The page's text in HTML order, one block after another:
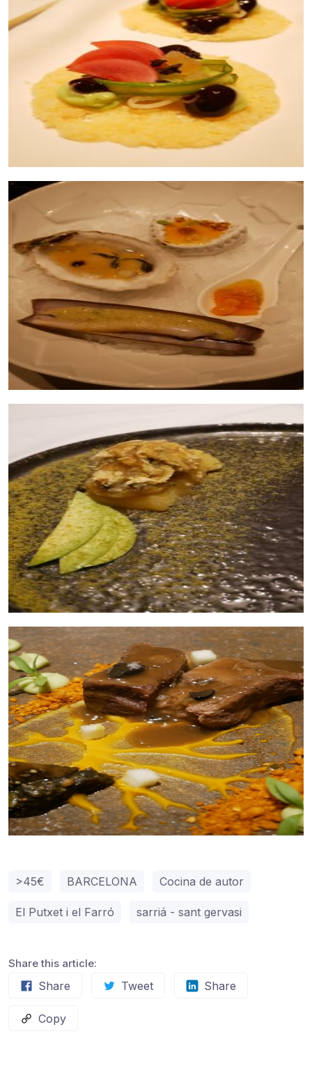
>45€ BARCELONA Cocina de autor
El Putxet i el Farró sarriá - sant gervasi
Share this article:
Share Tweet Share
Copy